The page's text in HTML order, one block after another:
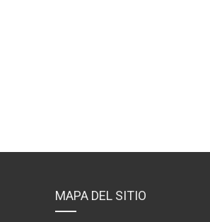
MAPA DEL SITIO